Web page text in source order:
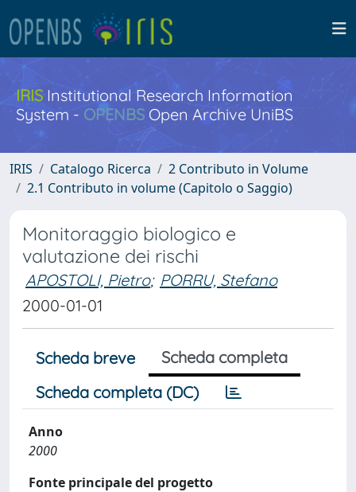
IRISInstitutional Research Information
System - OPENBS Open Archive UniBS
IRIS Catalogo Ricerca
2 Contributo in Volume
2.1 Contributo in volume (Capitolo o Saggio)
Monitoraggio biologico e
valutazione dei rischi
APOSTOLI, Pietro; PORRU, Stefano
2000-01-01
Scheda breve
Scheda completa
Scheda completa (DC)
Anno
2000
Fonte principale del progetto